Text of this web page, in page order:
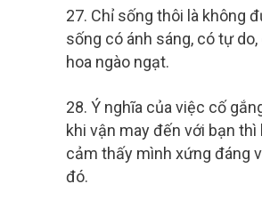
27. Chỉ sống thôi là không
sống có ánh sáng, có tự
hoa ngào ngạt.
28. Ý nghĩa của việc cố
khi vận may đến với bạn thì
cảm thấy mình xứng đáng
đó.